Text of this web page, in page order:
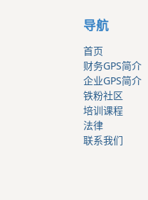
导航
首页
财务GPS简介
企业GPS简介
铁粉社区
培训课程
法律
联系我们